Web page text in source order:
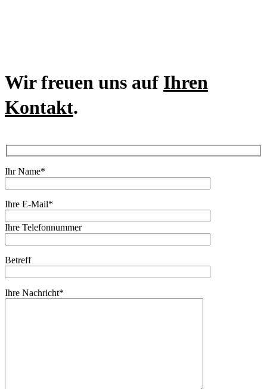
Wir freuen uns auf Ihren
Kontakt.
Ihr Name*
Ihre E-Mail*
Ihre Telefonnummer
Betreff
Ihre Nachricht*